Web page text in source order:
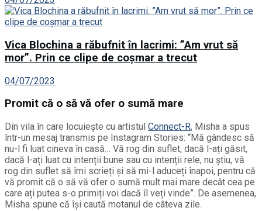
Vica Blochina a răbufnit în lacrimi: ”Am vrut să
mor”. Prin ce clipe de coșmar a trecut
04/07/2023
Promit că o să vă ofer o sumă mare
Din vila în care locuiește cu artistul Connect-R, Misha a spus
într-un mesaj transmis pe Instagram Stories: “Mă gândesc să
nu-l fi luat cineva în casă… Vă rog din suflet, dacă l-ați găsit,
dacă l-ați luat cu intenții bune sau cu intenții rele, nu știu, vă
rog din suflet să îmi scrieți și să mi-l aduceți înapoi, pentru că
vă promit că o să vă ofer o sumă mult mai mare decât cea pe
care ați putea s-o primiți voi dacă îl veți vinde”. De asemenea,
Misha spune că își caută motanul de câteva zile.